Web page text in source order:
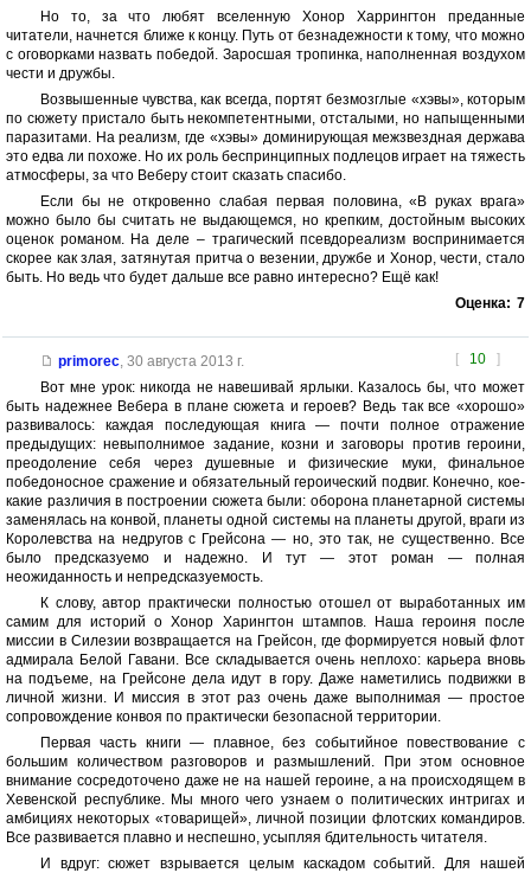
Но то, за что любят вселенную Хонор Харрингтон преданные
читатели, начнется ближе к концу. Путь от безнадежности к тому, что можно
с оговорками назвать победой. Заросшая тропинка, наполненная воздухом
чести и дружбы.
Возвышенные чувства, как всегда, портят безмозглые «хэвы», которым
по сюжету пристало быть некомпетентными, отсталыми, но напыщенными
паразитами. На реализм, где «хэвы» доминирующая межзвездная держава
это едва ли похоже. Но их роль беспринципных подлецов играет на тяжесть
атмосферы, за что Веберу стоит сказать спасибо.
Если бы не откровенно слабая первая половина, «В руках врага»
можно было бы считать не выдающемся, но крепким, достойным высоких
оценок романом. На деле – трагический псевдореализм воспринимается
скорее как злая, затянутая притча о везении, дружбе и Хонор, чести, стало
быть. Но ведь что будет дальше все равно интересно? Ещё как!
Оценка: 7
[ 10 ]
primorec, 30 августа 2013 г.
Вот мне урок: никогда не навешивай ярлыки. Казалось бы, что может
быть надежнее Вебера в плане сюжета и героев? Ведь так все «хорошо»
развивалось: каждая последующая книга — почти полное отражение
предыдущих: невыполнимое задание, козни и заговоры против героини,
преодоление себя через душевные и физические муки, финальное
победоносное сражение и обязательный героический подвиг. Конечно, кое-
какие различия в построении сюжета были: оборона планетарной системы
заменялась на конвой, планеты одной системы на планеты другой, враги из
Королевства на недругов с Грейсона — но, это так, не существенно. Все
было предсказуемо и надежно. И тут — этот роман — полная
неожиданность и непредсказуемость.
К слову, автор практически полностью отошел от выработанных им
самим для историй о Хонор Харингтон штампов. Наша героиня после
миссии в Силезии возвращается на Грейсон, где формируется новый флот
адмирала Белой Гавани. Все складывается очень неплохо: карьера вновь
на подъеме, на Грейсоне дела идут в гору. Даже наметились подвижки в
личной жизни. И миссия в этот раз очень даже выполнимая — простое
сопровождение конвоя по практически безопасной территории.
Первая часть книги — плавное, без событийное повествование с
большим количеством разговоров и размышлений. При этом основное
внимание сосредоточено даже не на нашей героине, а на происходящем в
Хевенской республике. Мы много чего узнаем о политических интригах и
амбициях некоторых «товарищей», личной позиции флотских командиров.
Все развивается плавно и неспешно, усыпляя бдительность читателя.
И вдруг: сюжет взрывается целым каскадом событий. Для нашей